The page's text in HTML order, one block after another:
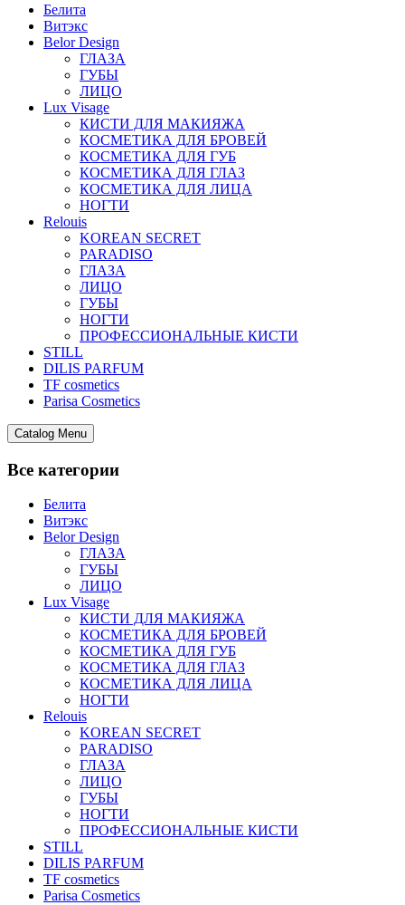
Белита
Витэкс
Belor Design
ГЛАЗА
ГУБЫ
ЛИЦО
Lux Visage
КИСТИ ДЛЯ МАКИЯЖА
КОСМЕТИКА ДЛЯ БРОВЕЙ
КОСМЕТИКА ДЛЯ ГУБ
КОСМЕТИКА ДЛЯ ГЛАЗ
КОСМЕТИКА ДЛЯ ЛИЦА
НОГТИ
Relouis
KOREAN SECRET
PARADISO
ГЛАЗА
ЛИЦО
ГУБЫ
НОГТИ
ПРОФЕССИОНАЛЬНЫЕ КИСТИ
STILL
DILIS PARFUM
TF cosmetics
Parisa Cosmetics
Catalog Menu
Все категории
Белита
Витэкс
Belor Design
ГЛАЗА
ГУБЫ
ЛИЦО
Lux Visage
КИСТИ ДЛЯ МАКИЯЖА
КОСМЕТИКА ДЛЯ БРОВЕЙ
КОСМЕТИКА ДЛЯ ГУБ
КОСМЕТИКА ДЛЯ ГЛАЗ
КОСМЕТИКА ДЛЯ ЛИЦА
НОГТИ
Relouis
KOREAN SECRET
PARADISO
ГЛАЗА
ЛИЦО
ГУБЫ
НОГТИ
ПРОФЕССИОНАЛЬНЫЕ КИСТИ
STILL
DILIS PARFUM
TF cosmetics
Parisa Cosmetics